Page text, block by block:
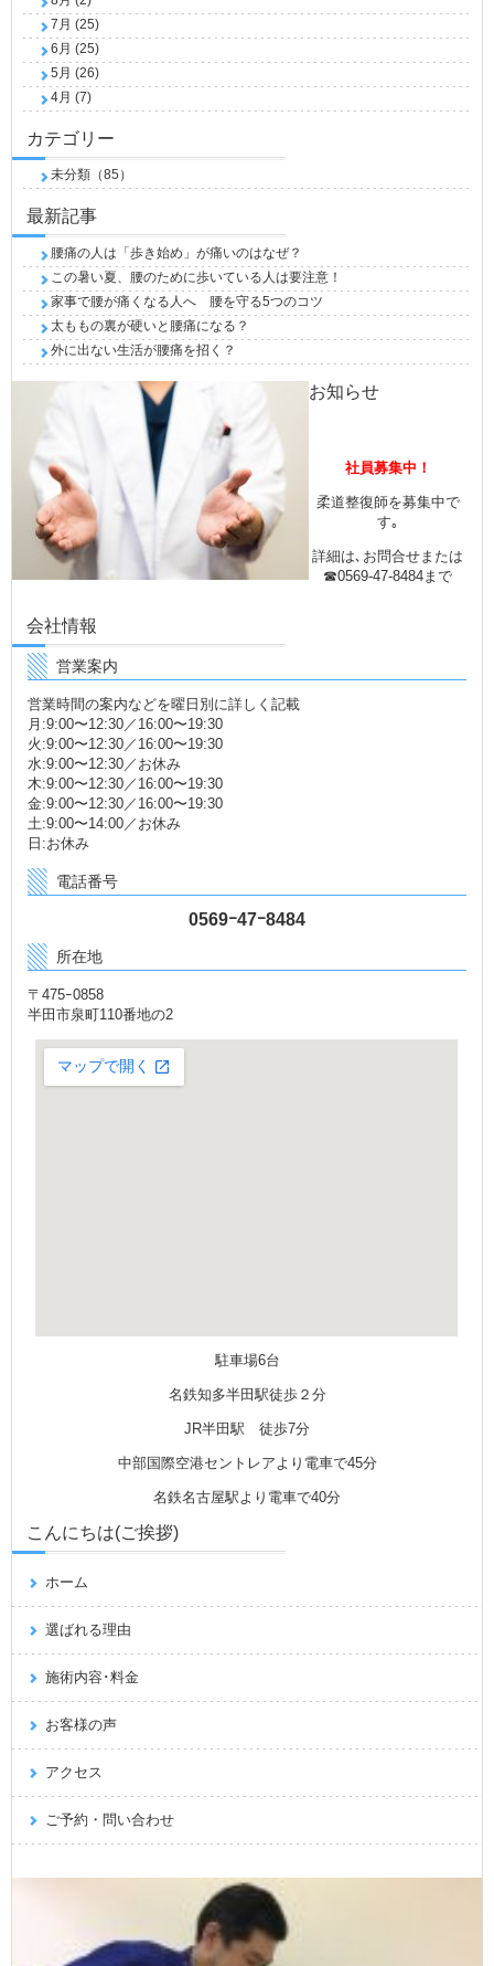
7月 (25)
6月 (25)
5月 (26)
4月 (7)
カテゴリー
未分類（85）
最新記事
腰痛の人は「歩き始め」が痛いのはなぜ？
この暑い夏、腰のために歩いている人は要注意！
家事で腰が痛くなる人へ 腰を守る5つのコツ
太ももの裏が硬いと腰痛になる？
外に出ない生活が腰痛を招く？
お知らせ
社員募集中！
柔道整復師を募集中で
す｡
詳細は､お問合せまたは
☎0569-47-8484まで
会社情報
営業案内
営業時間の案内などを曜日別に詳しく記載
月:9:00〜12:30／16:00〜19:30
火:9:00〜12:30／16:00〜19:30
水:9:00〜12:30／お休み
木:9:00〜12:30／16:00〜19:30
金:9:00〜12:30／16:00〜19:30
土:9:00〜14:00／お休み
日:お休み
電話番号
0569ｰ47ｰ8484
所在地
〒475ｰ0858
半田市泉町110番地の2
駐車場6台
名鉄知多半田駅徒歩２分
JR半田駅 徒歩7分
中部国際空港セントレアより電車で45分
名鉄名古屋駅より電車で40分
こんにちは(ご挨拶)
ホーム
選ばれる理由
施術内容･料金
お客様の声
アクセス
ご予約・問い合わせ